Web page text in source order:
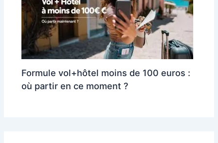
Formule vol+hôtel moins de 100 euros :
où partir en ce moment ?